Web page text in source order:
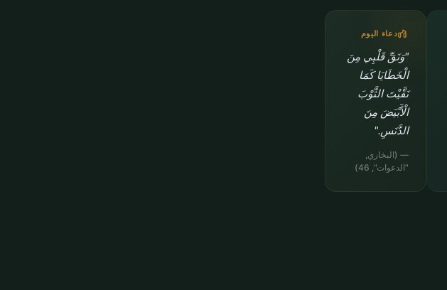
دعاء اليوم
"وَنَقِّ قَلْبِي مِنَ
الْخَطَايَا كَمَا
نَقَّيْتَ الثَّوْبَ
الْأَبْيَضَ مِنَ
الدَّنَسِ."
— (البخاري,
"الدعوات", 46)